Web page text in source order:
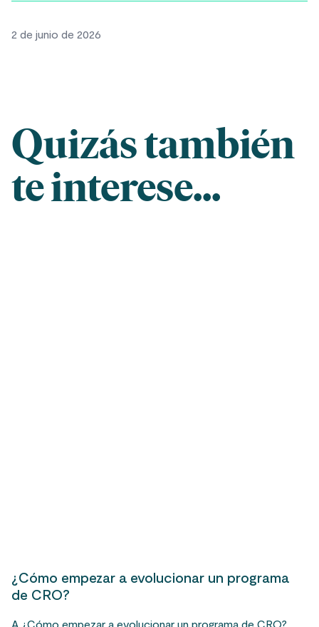
2 de junio de 2026
Quizás también
te interese...
¿Cómo empezar a evolucionar un programa
de CRO?
A ¿Cómo empezar a evolucionar un programa de CRO?